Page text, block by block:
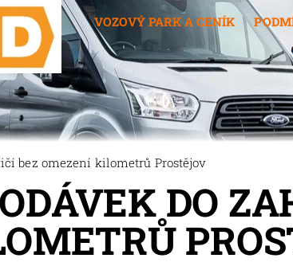
VOZOVÝ PARK A CENÍK
bez omezení kilometrů Prostějov
DO